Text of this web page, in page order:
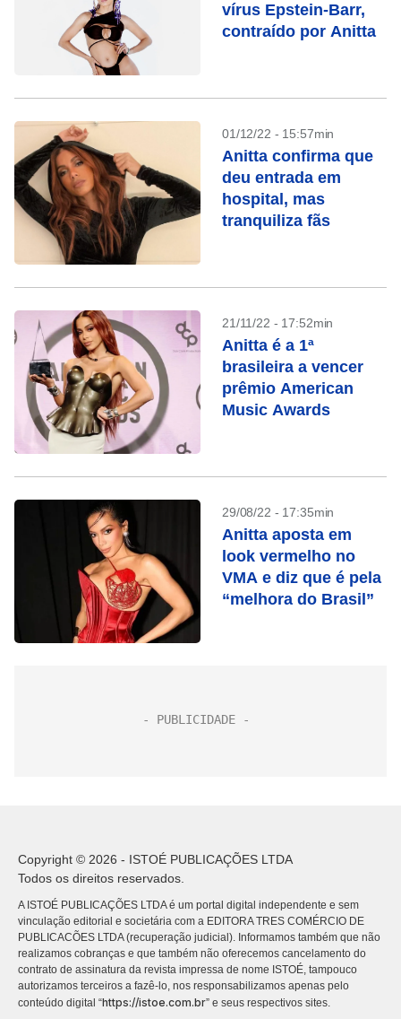
vírus Epstein-Barr,
contraído por Anitta
01/12/22 - 15:57min
Anitta confirma que
deu entrada em
hospital, mas
tranquiliza fãs
21/11/22 - 17:52min
Anitta é a 1ª
brasileira a vencer
prêmio American
Music Awards
29/08/22 - 17:35min
Anitta aposta em
look vermelho no
VMA e diz que é pela
“melhora do Brasil”
Copyright © 2026 - ISTOÉ PUBLICAÇÕES LTDA
Todos os direitos reservados.
A ISTOÉ PUBLICAÇÕES LTDA é um portal digital independente e sem
vinculação editorial e societária com a EDITORA TRES COMÉRCIO DE
PUBLICACÕES LTDA (recuperação judicial). Informamos também que não
realizamos cobranças e que também não oferecemos cancelamento do
contrato de assinatura da revista impressa de nome ISTOÉ, tampouco
autorizamos terceiros a fazê-lo, nos responsabilizamos apenas pelo
conteúdo digital “https://istoe.com.br” e seus respectivos sites.